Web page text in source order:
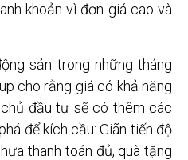
khoản vì đơn giá cao và
sản trong những tháng
cho rằng giá có khả năng
đầu tư sẽ có thêm các
để kích cầu: Giãn tiến độ
thanh toán đủ, quà tặng